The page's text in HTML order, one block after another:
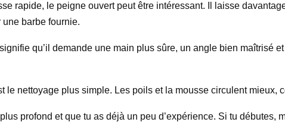
rapide, le peigne ouvert peut être intéressant. Il laisse
barbe fournie.
qu’il demande une main plus sûre, un angle bien maîtrisé
le nettoyage plus simple. Les poils et la mousse circulent mieux,
profond et que tu as déjà un peu d’expérience. Si tu débutes,